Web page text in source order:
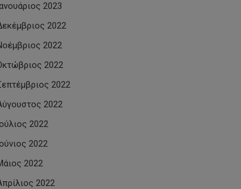
2023
2022
2022
2022
2022
2022
2022
2022
2022
2022